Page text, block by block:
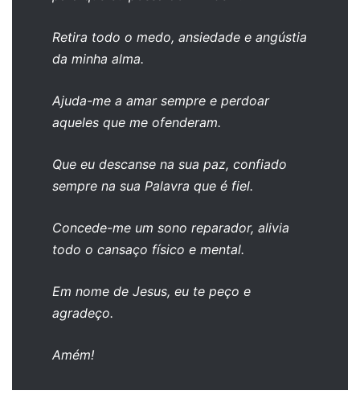
Retira todo o medo, ansiedade e angústia
da minha alma.
Ajuda-me a amar sempre e perdoar
aqueles que me ofenderam.
Que eu descanse na sua paz, confiado
sempre na sua Palavra que é fiel.
Concede-me um sono reparador, alivia
todo o cansaço físico e mental.
Em nome de Jesus, eu te peço e
agradeço.
Amém!